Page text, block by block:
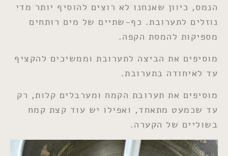
הנמס, כיוון שאנחנו לא רוצים להוסיף יותר מדי
נוזלים לתערובת. כף-שתיים של מים רותחים
מספיקות להמסת הקפה.
מוסיפים את הביצה לתערובת וממשיכים להקציף
עד לאיחודה בתערובת.
מוסיפים את תערובת הקמח ומערבלים קלות, רק
עד שכמעט מתאחד, ואפילו יש עוד קצת קמח
בשוליים של הקערה.